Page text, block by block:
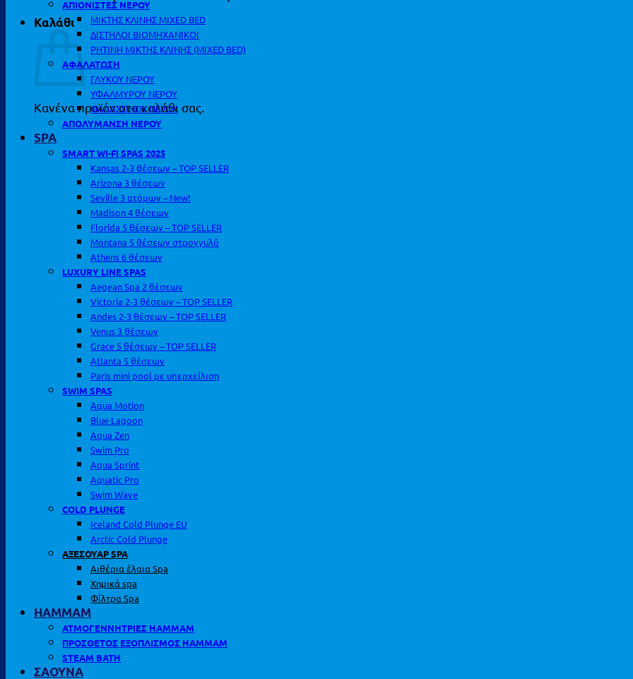
Καλάθι
Κανένα προϊόν στο καλάθι σας.
ΑΠΙΟΝΙΣΤΕΣ ΝΕΡΟΥ
ΜΙΚΤΗΣ ΚΛΙΝΗΣ MIXED BED
ΔΙΣΤΗΛΟΙ ΒΙΟΜΗΧΑΝΙΚΟΙ
ΡΗΤΙΝΗ ΜΙΚΤΗΣ ΚΛΙΝΗΣ (MIXED BED)
ΑΦΑΛΑΤΩΣΗ
ΓΛΥΚΟΥ ΝΕΡΟΥ
ΥΦΑΛΜΥΡΟΥ ΝΕΡΟΥ
ΘΑΛΑΣΣΙΝΟΥ ΝΕΡΟΥ
ΑΠΟΛΥΜΑΝΣΗ ΝΕΡΟΥ
SPA
SMART WI-FI SPAS 2025
Kansas 2-3 θέσεων – TOP SELLER
Arizona 3 θέσεων
Seville 3 ατόμων – New!
Madison 4 θέσεων
Florida 5 θέσεων – TOP SELLER
Montana 5 θέσεων στρογγυλό
Athens 6 θέσεων
LUXURY LINE SPAS
Aegean Spa 2 θέσεων
Victoria 2-3 θέσεων – TOP SELLER
Andes 2-3 θέσεων – TOP SELLER
Venus 3 θέσεων
Grace 5 θέσεων – TOP SELLER
Atlanta 5 θέσεων
Paris mini pool με υπερχείλιση
SWIM SPAS
Aqua Motion
Blue Lagoon
Aqua Zen
Swim Pro
Aqua Sprint
Aquatic Pro
Swim Wave
COLD PLUNGE
Iceland Cold Plunge EU
Arctic Cold Plunge
ΑΞΕΣΟΥΑΡ SPA
Αιθέρια έλαια Spa
Χημικά spa
Φίλτρα Spa
HAMMAM
ΑΤΜΟΓΕΝΝΗΤΡΙΕΣ HAMMAM
ΠΡΟΣΘΕΤΟΣ ΕΞΟΠΛΙΣΜΟΣ HAMMAM
STEAM BATH
ΣΑΟΥΝΑ